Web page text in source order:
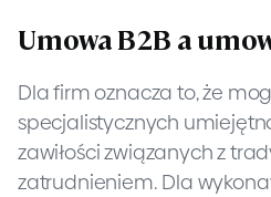
Umowa B2B a
Dla firm oznacza to, że
specjalistycznych
zawiłości związanych z
zatrudnieniem. Dla